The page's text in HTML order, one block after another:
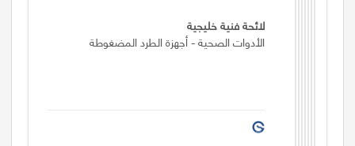
لائحة فنية خليجية
الأدوات الصحية - أجهزة الطرد المضغوطة